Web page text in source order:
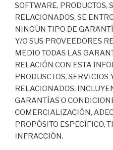
SOFTWARE, PRODUCTOS,
RELACIONADOS, SE
NINGÚN TIPO DE
Y/O SUS PROVEEDORES
MEDIO TODAS LAS
RELACIÓN CON ESTA
PRODUSCTOS, SERVICIOS
RELACIONADOS,
GARANTÍAS O
COMERCIALIZACIÓN,
PROPÓSITO ESPECÍFICO,
INFRACCIÓN.